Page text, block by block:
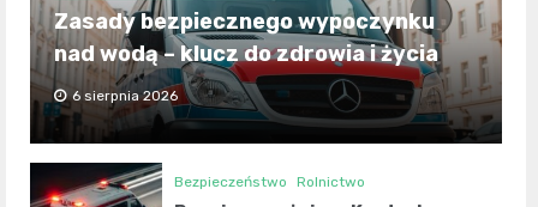
Zasady bezpiecznego wypoczynku
nad wodą – klucz do zdrowia i życia
6 sierpnia 2026
Bezpieczeństwo Rolnictwo